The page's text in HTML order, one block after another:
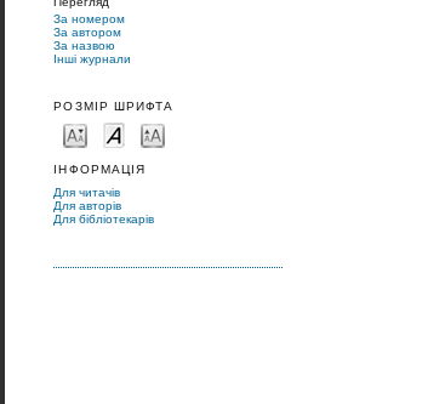
За номером
За автором
За назвою
Інші журнали
РОЗМІР ШРИФТА
ІНФОРМАЦІЯ
Для читачів
Для авторів
Для бібліотекарів